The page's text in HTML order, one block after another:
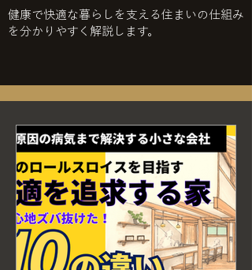
健康で快適な暮らしを支える住まいの仕組み
を分かりやすく解説します。